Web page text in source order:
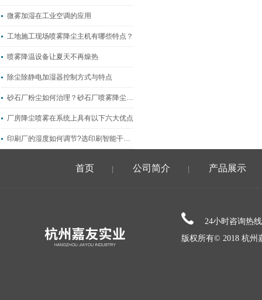
微雾加湿在工业空调的应用
工地施工现场喷雾降尘主机有哪些特点？
喷雾降温设备让夏天不再燥热
除尘除静电加湿器控制方式与特点
砂石厂粉尘如何治理？砂石厂喷雾降尘抑尘系统
厂房降尘喷雾在系统上具有以下六大优点
印刷厂的湿度如何调节?选印刷智能干雾加湿器
首页 公司简介 产品展示
24小时咨询热
版权所有© 2018 杭州